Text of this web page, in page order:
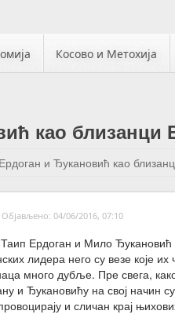
Косово и Метохија
као близанци
Ердоган и Ђукановић као
Објављено: 04/06/2016, 07:10
Ердоган и Мило Ђукановић
лидера него су везе које
много дубље. Пре свега,
и Ђукановићу на свој начин
и сличан крај